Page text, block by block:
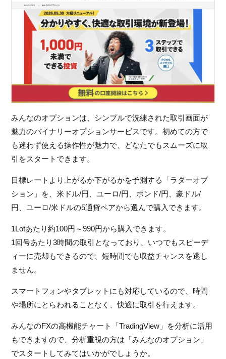
みんなのオプションは、シンプルで洗練された取引画面が
魅力のバイナリーオプションサービスです。初めての方で
も迷わず使える操作性が魅力で、どなたでもスムーズに取
引をスタートできます。
目標レートより上がるか下がるかを予測する「ラダーオプ
ション」を、米ドル/円、ユーロ/円、ポンド/円、豪ドル/
円、ユーロ/米ドルの5通貨ペアから選んで購入できます。
1Lotあたり約100円～990円から購入できます。
1回号あたり3時間の取引となっており、いつでもスピーデ
ィーに売却もできるので、短時間でも収益チャンスを逃し
ません。
スマートフォンやタブレットにも対応しているので、時間
や場所にとらわれることなく、快適に取引を行えます。
みんなのFXの高機能チャート「TradingView」を分析に活用
もできますので、分析重視の方は「みんなのオプション」
でスタートしてみてはいかがでしょうか。